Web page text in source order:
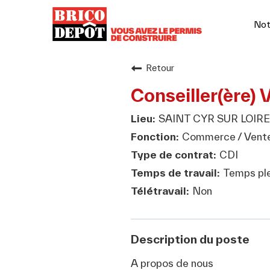
Retour
Conseiller(ère)
SAINT CYR SUR
Commerce /
CDI
Temps
Non
Description du poste
A propos de nous